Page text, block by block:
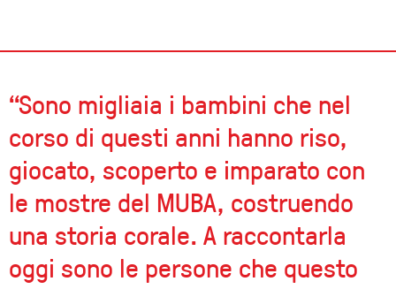
“Sono migliaia i bambini che nel
corso di questi anni hanno riso,
giocato, scoperto e imparato con
le mostre del MUBA, costruendo
una storia corale. A raccontarla
oggi sono le persone che questo